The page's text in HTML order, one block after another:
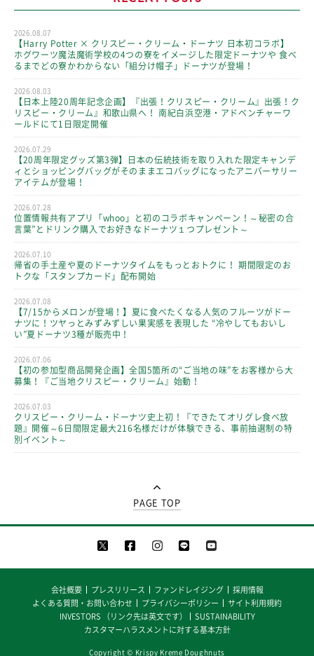
2026.08.07
【Harry Potter × クリスピー・クリーム・ドーナツ 日本初コラボ】
ホグワーツ魔法魔術学校の4つの寮をイメージした限定ドーナツや 食べ
るまでどの寮かわからない「組分け帽子」ドーナツが登場！
2026.08.03
【日本上陸20周年記念企画】『出張！クリスピー・クリーム』出張！ク
リスピー・クリーム』和歌山県へ！ 南紀白浜空港・アドベンチャーワ
ールドにて1日限定開催
2026.07.29
【20周年限定グッズ第3弾】日本の伝統技術を取り入れた限定キャンデ
ィとショッピングバッグがそのままエコバッグになったアニバーサリー
アイテムが登場！
2026.07.28
位置情報共有アプリ「whoo」と初のコラボキャンペーン！～秘密の合
言葉”とドリンク購入でお好きなドーナツ１つプレゼント～
2026.07.10
帰省の手土産や夏のドーナツタイムをもっとおトクに！ 期間限定のお
トクな「スタンプカード」配布開始
2026.07.08
【7/15からメロンが登場！】夏に食べたくなる人気のフルーツがドー
ナツに！ツヤっとみずみずしい果実感を表現した “冷やしてもおいし
い”夏ドーナツ3種が販売中！
2026.07.06
【初の参加型商品開発企画】全国5箇所の“ご当地の味”をお客様から大
募集！『ご当地クリスピー・クリーム』始動！
2026.07.03
クリスピー・クリーム・ドーナツ史上初！『できたてオリグレ食べ放
題』開催～6日間限定最大216名様だけが体験できる、事前抽選制の特
別イベント～
PAGE TOP
会社概要 プレスリリース ファンドレイジング
採用情報
よくある質問・お問い合わせ
プライバシーポリシー
サイト利用規約
INVESTORS （リンク先は英文です）
SUSTAINABILITY
カスタマーハラスメントに対する基本方針
Copyright © Krispy Kreme Doughnuts